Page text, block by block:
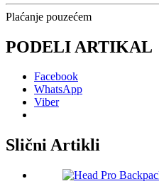
Plaćanje pouzećem
PODELI ARTIKAL
Facebook
WhatsApp
Viber
Slični Artikli